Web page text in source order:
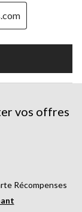
vos offres
Récompenses